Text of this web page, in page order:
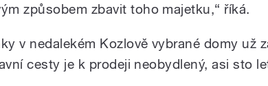
způsobem zbavit toho majetku,“ říká.
v nedalekém Kozlově vybrané domy už
cesty je k prodeji neobydlený, asi sto